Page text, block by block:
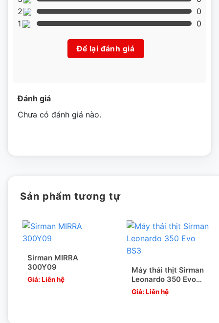
2
0
1
0
Để lại đánh giá
Đánh giá
Chưa có đánh giá nào.
Sản phẩm tương tự
Sirman MIRRA
300Y09
Giá: Liên hệ
Máy thái thịt Sirman
Leonardo 350 Evo
BS3
Giá: Liên hệ